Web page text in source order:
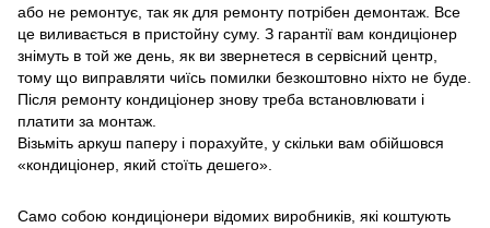
або не ремонтує, так як для ремонту потрібен демонтаж. Все
це виливається в пристойну суму. З гарантії вам кондиціонер
знімуть в той же день, як ви звернетеся в сервісний центр,
тому що виправляти чиїсь помилки безкоштовно ніхто не буде.
Після ремонту кондиціонер знову треба встановлювати і
платити за монтаж.
Візьміть аркуш паперу і порахуйте, у скільки вам обійшовся
«кондиціонер, який стоїть дешего».
Само собою кондиціонери відомих виробників, які коштують